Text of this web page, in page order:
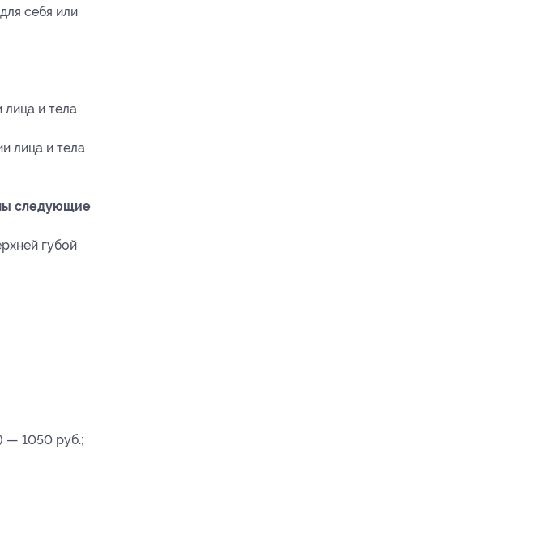
себя или
лица и тела
лица и тела
следующие
губой
— 1050 руб.;